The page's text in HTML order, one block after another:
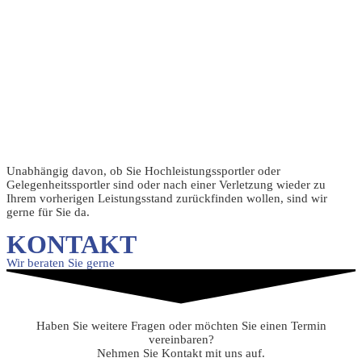
Unabhängig davon, ob Sie Hochleistungssportler oder
Gelegenheitssportler sind oder nach einer Verletzung wieder zu
Ihrem vorherigen Leistungsstand zurückfinden wollen, sind wir
gerne für Sie da.
KONTAKT
Wir beraten Sie gerne
Haben Sie weitere Fragen oder möchten Sie einen Termin
vereinbaren?
Nehmen Sie Kontakt mit uns auf.